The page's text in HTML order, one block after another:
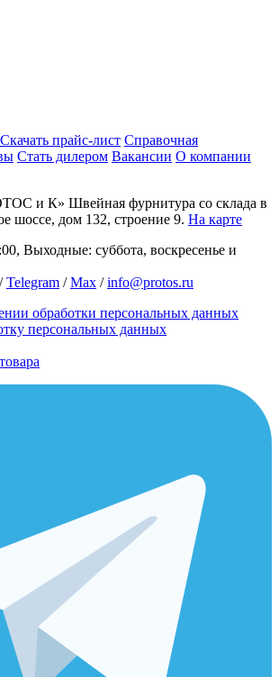
Скачать прайс-лист Справочная
Стать дилером Вакансии О компании
и К» Швейная фурнитура со склада в
шоссе, дом 132, строение 9. На карте
Выходные: суббота, воскресенье и
/Telegram /Max /info@protos.ru
обработки персональных данных
персональных данных